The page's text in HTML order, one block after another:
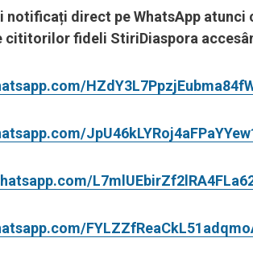
notificați direct pe WhatsApp
cititorilor fideli StiriDiaspora